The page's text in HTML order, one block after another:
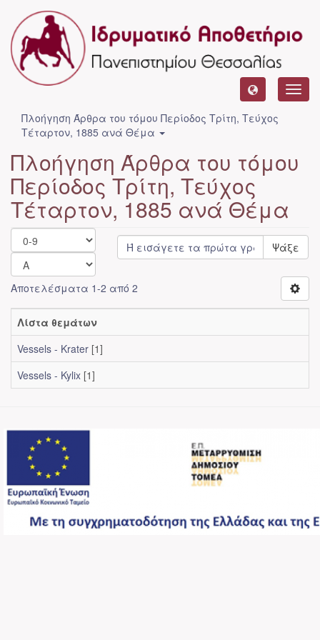
Πλοήγηση Άρθρα του τόμου Περίοδος Τρίτη, Τεύχος
Τέταρτον, 1885 ανά Θέμα
Πλοήγηση Άρθρα του τόμου
Περίοδος Τρίτη, Τεύχος
Τέταρτον, 1885 ανά Θέμα
Ψάξε
Αποτελέσματα 1-2 από 2
Λίστα θεμάτων
Vessels - Krater [1]
Vessels - Kylix [1]